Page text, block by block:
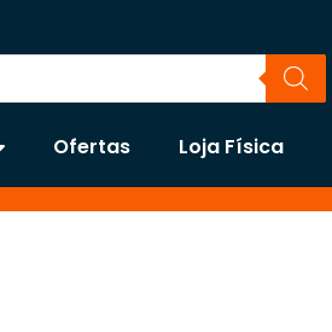
Ofertas Loja Física